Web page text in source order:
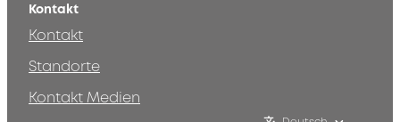
Kontakt
Kontakt
Standorte
Kontakt Medien